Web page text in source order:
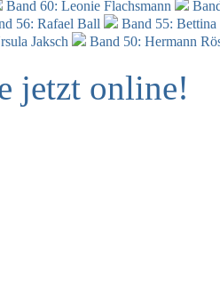
Band 60: Leonie Flachsmann
56: Rafael Ball
Band 55:
Jaksch Band 50: Hermann
jetzt online!